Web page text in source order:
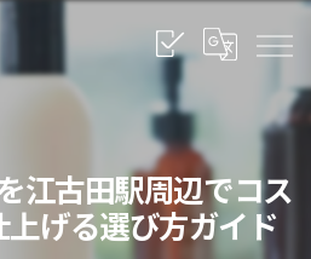
江古田駅周辺でコス
げる選び方ガイド